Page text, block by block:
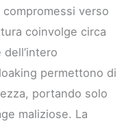
verso
coinvolge circa
permettono di
portando solo
maliziose. La